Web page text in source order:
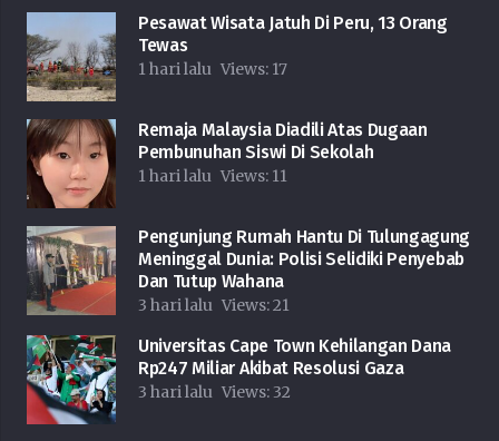
Pesawat Wisata Jatuh Di Peru, 13 Orang
Tewas
1 hari lalu Views: 17
Remaja Malaysia Diadili Atas Dugaan
Pembunuhan Siswi Di Sekolah
1 hari lalu Views: 11
Pengunjung Rumah Hantu Di Tulungagung
Meninggal Dunia: Polisi Selidiki Penyebab
Dan Tutup Wahana
3 hari lalu Views:21
Universitas Cape Town Kehilangan Dana
Rp247 Miliar Akibat Resolusi Gaza
3 hari lalu Views: 32